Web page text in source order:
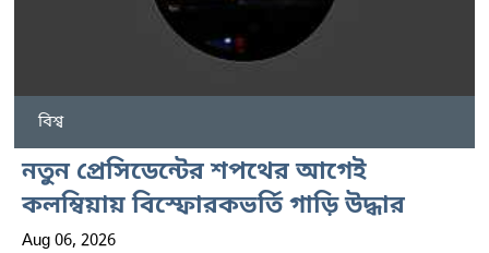
বিশ্ব
নতুন প্রেসিডেন্টের শপথের আগেই
কলম্বিয়ায় বিস্ফোরকভর্তি গাড়ি উদ্ধার
Aug 06, 2026